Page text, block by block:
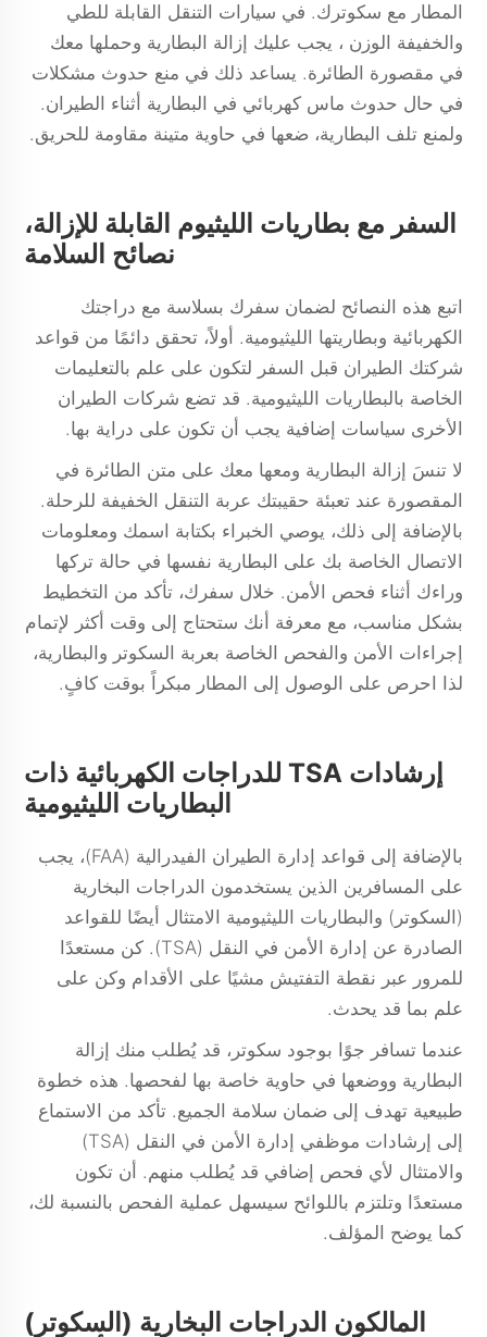
المطار مع سكوترك. في سيارات التنقل القابلة للطي
والخفيفة الوزن ، يجب عليك إزالة البطارية وحملها معك
في مقصورة الطائرة. يساعد ذلك في منع حدوث مشكلات
في حال حدوث ماس كهربائي في البطارية أثناء الطيران.
ولمنع تلف البطارية، ضعها في حاوية متينة مقاومة للحريق.
السفر مع بطاريات الليثيوم القابلة للإزالة،
نصائح السلامة
اتبع هذه النصائح لضمان سفرك بسلاسة مع دراجتك
الكهربائية وبطاريتها الليثيومية. أولاً، تحقق دائمًا من قواعد
شركتك الطيران قبل السفر لتكون على علم بالتعليمات
الخاصة بالبطاريات الليثيومية. قد تضع شركات الطيران
الأخرى سياسات إضافية يجب أن تكون على دراية بها.
لا تنسَ إزالة البطارية ومعها معك على متن الطائرة في
المقصورة عند تعبئة حقيبتك عربة التنقل الخفيفة للرحلة.
بالإضافة إلى ذلك، يوصي الخبراء بكتابة اسمك ومعلومات
الاتصال الخاصة بك على البطارية نفسها في حالة تركها
وراءك أثناء فحص الأمن. خلال سفرك، تأكد من التخطيط
بشكل مناسب، مع معرفة أنك ستحتاج إلى وقت أكثر لإتمام
إجراءات الأمن والفحص الخاصة بعربة السكوتر والبطارية،
لذا احرص على الوصول إلى المطار مبكراً بوقت كافٍ.
إرشادات TSA للدراجات الكهربائية ذات
البطاريات الليثيومية
بالإضافة إلى قواعد إدارة الطيران الفيدرالية (FAA)، يجب
على المسافرين الذين يستخدمون الدراجات البخارية
(السكوتر) والبطاريات الليثيومية الامتثال أيضًا للقواعد
الصادرة عن إدارة الأمن في النقل (TSA). كن مستعدًا
للمرور عبر نقطة التفتيش مشيًا على الأقدام وكن على
علم بما قد يحدث.
عندما تسافر جوًا بوجود سكوتر، قد يُطلب منك إزالة
البطارية ووضعها في حاوية خاصة بها لفحصها. هذه خطوة
طبيعية تهدف إلى ضمان سلامة الجميع. تأكد من الاستماع
إلى إرشادات موظفي إدارة الأمن في النقل (TSA)
والامتثال لأي فحص إضافي قد يُطلب منهم. أن تكون
مستعدًا وتلتزم باللوائح سيسهل عملية الفحص بالنسبة لك،
كما يوضح المؤلف.
المالكون الدراجات البخارية (السكوتر)